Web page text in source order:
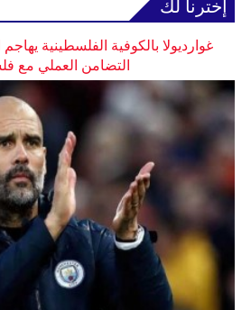
إخترنا لك
غوارديولا بالكوفية الفلسطينية
التضامن العملي مع